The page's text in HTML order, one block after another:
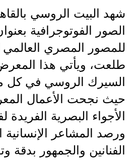
o
k p
a
m n
شهد البيت الروسي
الصور الفوتوجرافية
للمصور المصري
طلعت، ويأتي هذا
السيرك الروسي في كل
حيث نجحت الأعمال
الأجواء البصرية
ورصد المشاعر الإنسانية
الفنانين والجمهور بدقة